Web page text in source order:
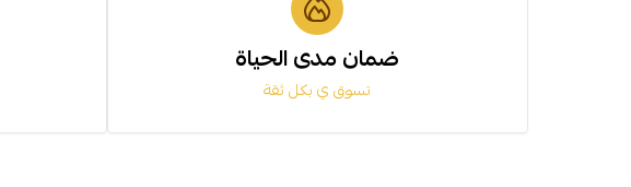
ضمان مدى الحياة
تسوق ي بكل ثقة